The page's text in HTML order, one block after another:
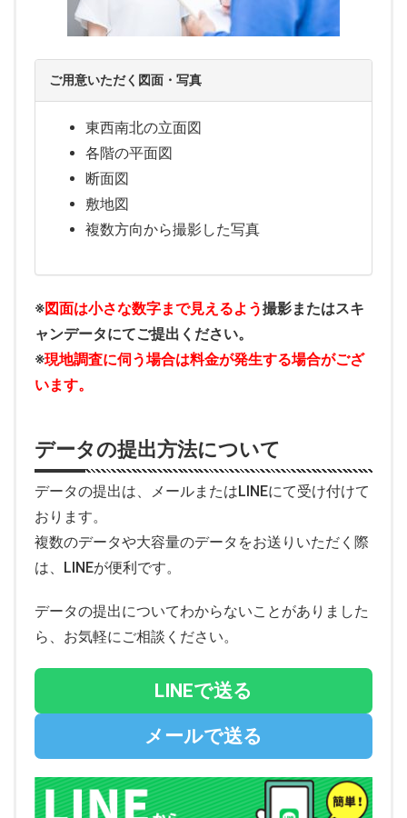
ご用意いただく図面・写真
東西南北の立面図
各階の平面図
断面図
敷地図
複数方向から撮影した写真
※図面は小さな数字まで見えるよう撮影またはスキ
ャンデータにてご提出ください。
※現地調査に伺う場合は料金が発生する場合がござ
います。
データの提出方法について
データの提出は、メールまたはLINEにて受け付けて
おります。
複数のデータや大容量のデータをお送りいただく際
は、LINEが便利です。
データの提出についてわからないことがありました
ら、お気軽にご相談ください。
LINEで送る
メールで送る